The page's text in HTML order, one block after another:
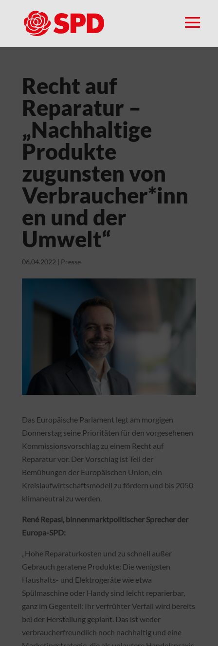
Recht auf
Reparatur –
„Nachhaltige
Produkte
zugunsten von
Verbraucher*inn
en und der
Umwelt“
06.04.2022 | Presse
Das Europäische Parlament legt am morgigen
Donnerstag seine Prioritäten für den vorgesehenen
Kommissionsvorschlag zu einem Recht auf
Reparatur vor. Der Vorschlag ist Teil der
Bemühungen der Europäischen Union, ein
Kreislaufwirtschaftsmodell zu fördern und bis 2050
klimaneutral zu werden.
René Repasi, binnenmarktpolitischer Sprecher der
Europa-SPD:
„Hohe Reparaturkosten und zu schnell außer
Gebrauch geratene Produkte: Die wenigsten
Haushalts- und Elektrogeräte wie etwa
Spülmaschine oder Handy sind leicht reparierbar,
ganz im Gegenteil: Ihr verfrühter Verfall wird bereits
bei der Herstellung geplant. Das ist weder
verbraucherfreundlich noch nachhaltig und eine